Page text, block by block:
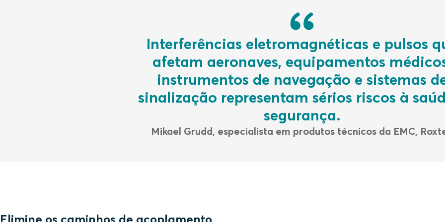
Interferências eletromagnéticas e pulsos
afetam aeronaves, equipamentos
instrumentos de navegação e sistemas
sinalização representam sérios riscos à
segurança.
Mikael Grudd, especialista em produtos técnicos da EMC,
Elimine os caminhos de acoplamento